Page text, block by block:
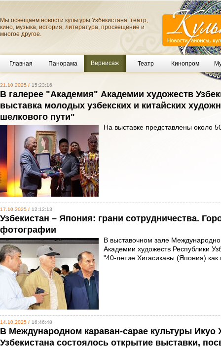
Мы освещаем новости культуры Узбекистана: театр,
кино, музыка, история, литература, просвещение и
многое другое.
Главная Панорама Вернисаж Театр Кинопром
21.10.2025 / 15:23:16
В галерее "Академия" Академии художеств
выставка молодых узбекских и китайских
шелкового пути"
На выставке представлены около
17.10.2025 / 12:12:13
Узбекистан – Япония: грани сотрудничества.
фотографии
В выставочном зале
Академии художеств Республики
"40-летие Хигасикавы (Япония)
14.10.2025 / 16:46:48
В Международном караван-сарае культуры
Узбекистана состоялось открытие выставки,